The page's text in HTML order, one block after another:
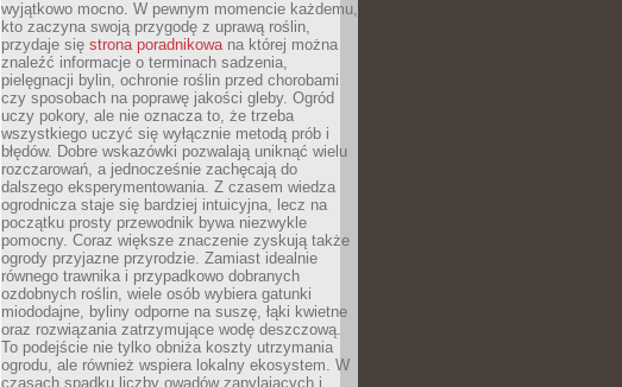
wyjątkowo mocno. W pewnym momencie każdemu,
kto zaczyna swoją przygodę z uprawą roślin,
przydaje się strona poradnikowana której można
znaleźć informacje o terminach sadzenia,
pielęgnacji bylin, ochronie roślin przed chorobami
czy sposobach na poprawę jakości gleby. Ogród
uczy pokory, ale nie oznacza to, że trzeba
wszystkiego uczyć się wyłącznie metodą prób i
błędów. Dobre wskazówki pozwalają uniknąć wielu
rozczarowań, a jednocześnie zachęcają do
dalszego eksperymentowania. Z czasem wiedza
ogrodnicza staje się bardziej intuicyjna, lecz na
początku prosty przewodnik bywa niezwykle
pomocny. Coraz większe znaczenie zyskują także
ogrody przyjazne przyrodzie. Zamiast idealnie
równego trawnika i przypadkowo dobranych
ozdobnych roślin, wiele osób wybiera gatunki
miododajne, byliny odporne na suszę, łąki kwietne
oraz rozwiązania zatrzymujące wodę deszczową.
To podejście nie tylko obniża koszty utrzymania
ogrodu, ale również wspiera lokalny ekosystem. W
czasach spadku liczby owadów zapylających i